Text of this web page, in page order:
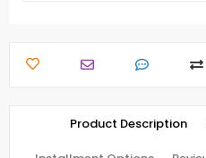
Product Description